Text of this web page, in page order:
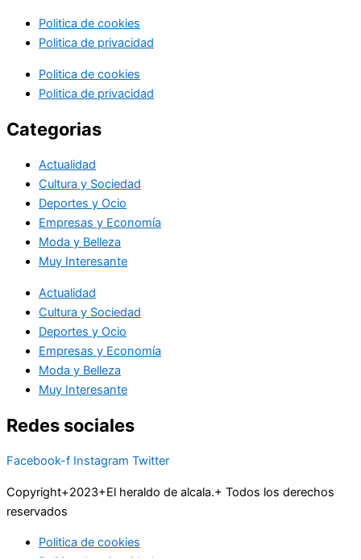
Politica de cookies
Politica de privacidad
Politica de cookies
Politica de privacidad
Categorias
Actualidad
Cultura y Sociedad
Deportes y Ocio
Empresas y Economía
Moda y Belleza
Muy Interesante
Actualidad
Cultura y Sociedad
Deportes y Ocio
Empresas y Economía
Moda y Belleza
Muy Interesante
Redes sociales
Facebook-f Instagram Twitter
Copyright+2023+El heraldo de alcala.+ Todos los derechos
reservados
Politica de cookies